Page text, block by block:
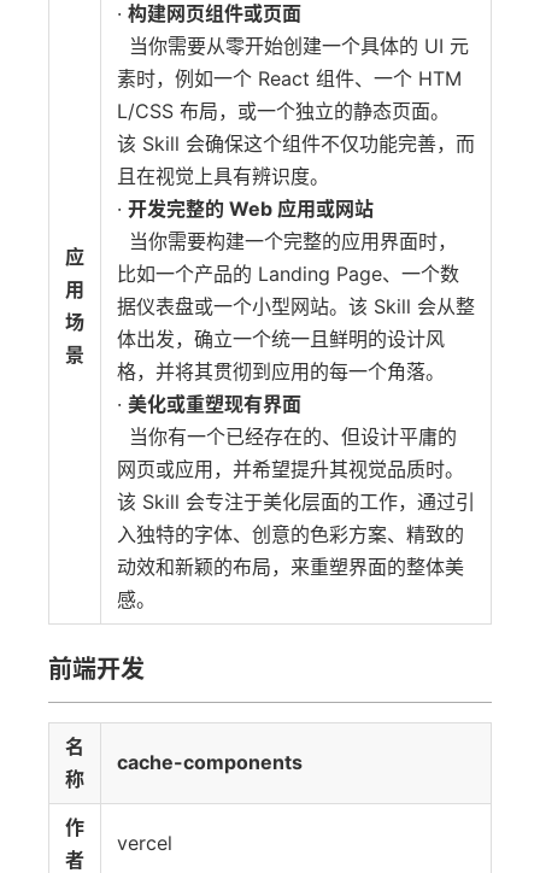
应
用
场
景
· 构建网页组件或页面
当你需要从零开始创建一个具体的 UI 元
素时，例如一个 React 组件、一个 HTM
L/CSS 布局，或一个独立的静态页面。
该 Skill 会确保这个组件不仅功能完善，而
且在视觉上具有辨识度。
· 开发完整的 Web 应用或网站
当你需要构建一个完整的应用界面时，
比如一个产品的 Landing Page、一个数
据仪表盘或一个小型网站。该 Skill 会从整
体出发，确立一个统一且鲜明的设计风
格，并将其贯彻到应用的每一个角落。
· 美化或重塑现有界面
当你有一个已经存在的、但设计平庸的
网页或应用，并希望提升其视觉品质时。
该 Skill 会专注于美化层面的工作，通过引
入独特的字体、创意的色彩方案、精致的
动效和新颖的布局，来重塑界面的整体美
感。
前端开发
名
称
cache-components
作
者
vercel